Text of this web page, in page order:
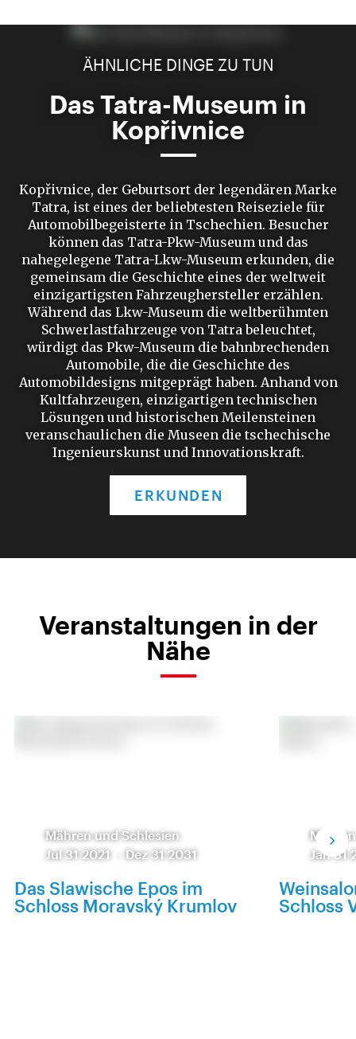
ÄHNLICHE DINGE ZU TUN
Das Tatra-Museum in
Kopřivnice
Kopřivnice, der Geburtsort der legendären Marke
Tatra, ist eines der beliebtesten Reiseziele für
Automobilbegeisterte in Tschechien. Besucher
können das Tatra-Pkw-Museum und das
nahegelegene Tatra-Lkw-Museum erkunden, die
gemeinsam die Geschichte eines der weltweit
einzigartigsten Fahrzeughersteller erzählen.
Während das Lkw-Museum die weltberühmten
Schwerlastfahrzeuge von Tatra beleuchtet,
würdigt das Pkw-Museum die bahnbrechenden
Automobile, die die Geschichte des
Automobildesigns mitgeprägt haben. Anhand von
Kultfahrzeugen, einzigartigen technischen
Lösungen und historischen Meilensteinen
veranschaulichen die Museen die tschechische
Ingenieurskunst und Innovationskraft.
ERKUNDEN
Veranstaltungen in der
Nähe
Mähren und Schlesien
Jul 31 2021
-Dez 31 2031
Das Slawische Epos im
Schloss Moravský Krumlov
Jan 31
Schloss